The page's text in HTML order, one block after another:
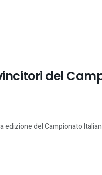
del
edizione del Campionato